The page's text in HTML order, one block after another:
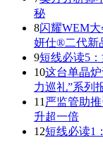
秘
8闪耀WEM
妍仕®二代新
9短线必读5
10这台单晶
力巡礼”系列
11 严监管助
升超一倍
12短线必读1